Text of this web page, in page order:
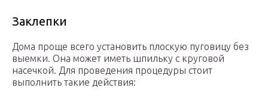
Заклепки
Дома проще всего установить плоскую пуговицу без
выемки. Она может иметь шпильку с круговой
насечкой. Для проведения процедуры стоит
выполнить такие действия: